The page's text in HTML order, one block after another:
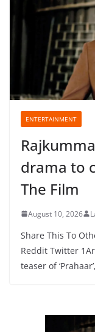
ENTERTAINMENT
drama to
The Film
August 10, 2026
Share This To
Reddit Twitter
teaser of